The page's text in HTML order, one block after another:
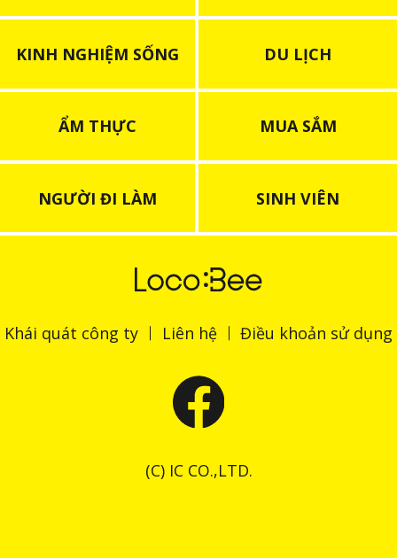
KINH NGHIỆM SỐNG DU LỊCH
ẨM THỰC MUA SẮM
NGƯỜI ĐI LÀM SINH VIÊN
Khái quát công ty Liên hệ Điều khoản sử dụng
(C) IC CO.,LTD.